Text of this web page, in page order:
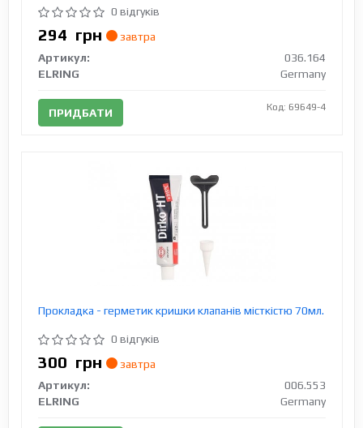
0 відгуків
294 грн
завтра
Артикул:
036.164
ELRING
Germany
ПРИДБАТИ Код: 69649-4
Прокладка - герметик кришки клапанів місткістю 70мл.
0 відгуків
300 грн
завтра
Артикул:
006.553
ELRING
Germany